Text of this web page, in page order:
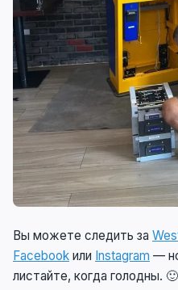
Вы можете следить за
Facebook или Instagram —
листайте, когда голодны. 🙂